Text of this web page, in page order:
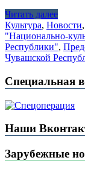
Читать далее
Культура, Новости,
"Национально-
Республики",
Чувашской
Специальная
Наши
Зарубежные